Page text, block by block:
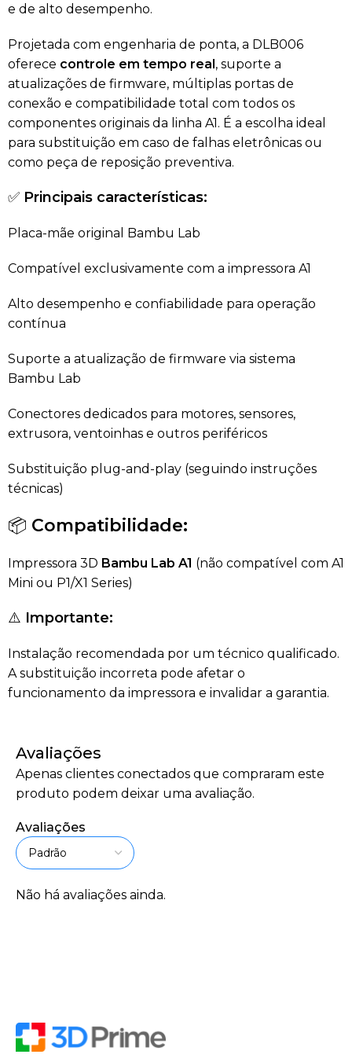
e de alto desempenho.
Projetada com engenharia de ponta, a DLB006
oferece controle em tempo real, suporte a
atualizações de firmware, múltiplas portas de
conexão e compatibilidade total com todos os
componentes originais da linha A1. É a escolha ideal
para substituição em caso de falhas eletrônicas ou
como peça de reposição preventiva.
✅ Principais características:
Placa-mãe original Bambu Lab
Compatível exclusivamente com a impressora A1
Alto desempenho e confiabilidade para operação
contínua
Suporte a atualização de firmware via sistema
Bambu Lab
Conectores dedicados para motores, sensores,
extrusora, ventoinhas e outros periféricos
Substituição plug-and-play (seguindo instruções
técnicas)
📦 Compatibilidade:
Impressora 3D Bambu Lab A1 (não compatível com A1
Mini ou P1/X1 Series)
⚠️ Importante:
Instalação recomendada por um técnico qualificado.
A substituição incorreta pode afetar o
funcionamento da impressora e invalidar a garantia.
Avaliações
Avaliações
Não há avaliações ainda.
Apenas clientes conectados que compraram este
produto podem deixar uma avaliação.